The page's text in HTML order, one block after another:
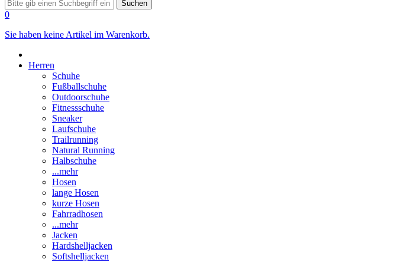
Suchen
0
Sie haben keine Artikel im Warenkorb.
Herren
Schuhe
Fußballschuhe
Outdoorschuhe
Fitnessschuhe
Sneaker
Laufschuhe
Trailrunning
Natural Running
Halbschuhe
...mehr
Hosen
lange Hosen
kurze Hosen
Fahrradhosen
...mehr
Jacken
Hardshelljacken
Softshelljacken